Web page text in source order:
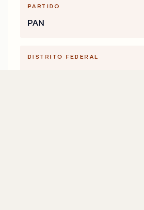
PARTIDO
PAN
DISTRITO FEDERAL